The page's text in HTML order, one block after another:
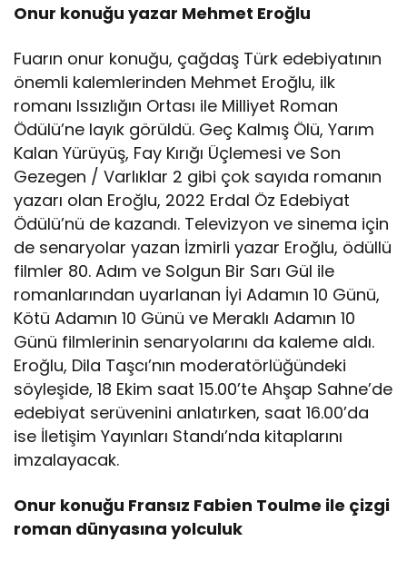
Onur konuğu yazar Mehmet Eroğlu
Fuarın onur konuğu, çağdaş Türk edebiyatının
önemli kalemlerinden Mehmet Eroğlu, ilk
romanı Issızlığın Ortası ile Milliyet Roman
Ödülü’ne layık görüldü. Geç Kalmış Ölü, Yarım
Kalan Yürüyüş, Fay Kırığı Üçlemesi ve Son
Gezegen / Varlıklar 2 gibi çok sayıda romanın
yazarı olan Eroğlu, 2022 Erdal Öz Edebiyat
Ödülü’nü de kazandı. Televizyon ve sinema için
de senaryolar yazan İzmirli yazar Eroğlu, ödüllü
filmler 80. Adım ve Solgun Bir Sarı Gül ile
romanlarından uyarlanan İyi Adamın 10 Günü,
Kötü Adamın 10 Günü ve Meraklı Adamın 10
Günü filmlerinin senaryolarını da kaleme aldı.
Eroğlu, Dila Taşcı’nın moderatörlüğündeki
söyleşide, 18 Ekim saat 15.00’te Ahşap Sahne’de
edebiyat serüvenini anlatırken, saat 16.00’da
ise İletişim Yayınları Standı’nda kitaplarını
imzalayacak.
Onur konuğu Fransız Fabien Toulme ile çizgi
roman dünyasına yolculuk